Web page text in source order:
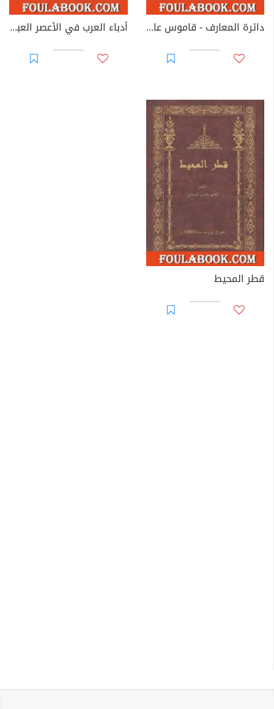
دائرة المعارف - قاموس عام لكل فن ومطلب أدباء العرب في الأعصر العباسية
قطر المحيط